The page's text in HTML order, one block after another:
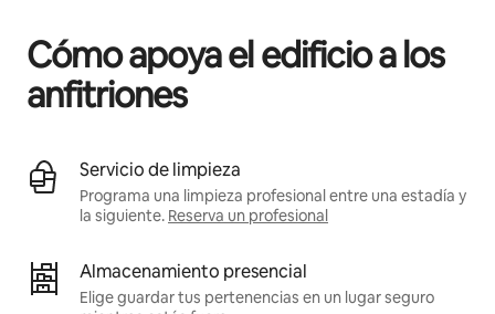
Cómo apoya el edificio a los
anfitriones
Servicio de limpieza
Programa una limpieza profesional entre una estadía y
la siguiente. Reserva un profesional
Almacenamiento presencial
Elige guardar tus pertenencias en un lugar seguro